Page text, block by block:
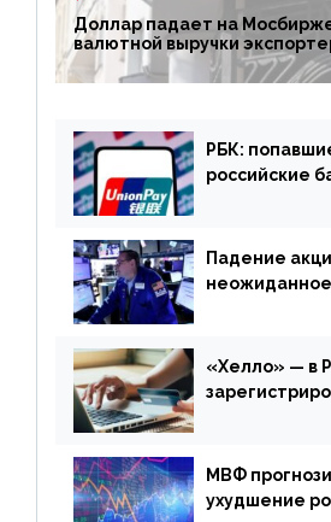
Доллар падает на
валютной выручки
РБК:
российские
Падение
апреля
«Хелло» — в
МВФ
ухудшение